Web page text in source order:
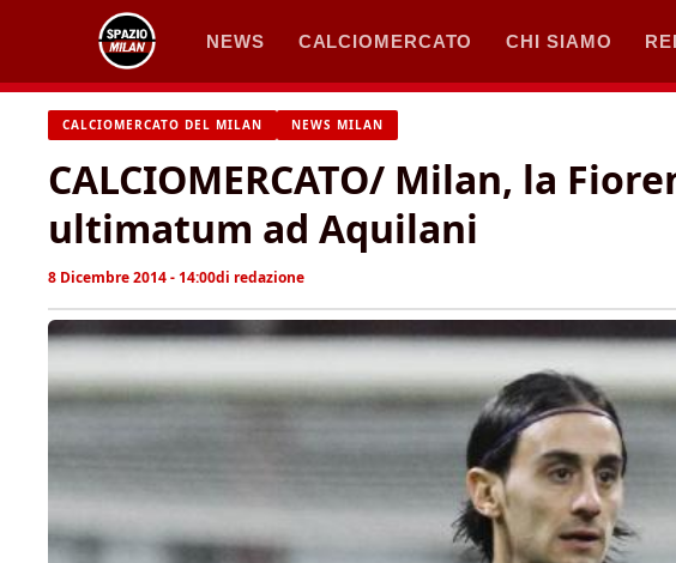
contenuto
NEWS CALCIOMERCATO CHI SIAMO
CALCIOMERCATO DEL MILAN NEWS MILAN
CALCIOMERCATO/ Milan, la
ultimatum ad Aquilani
8 Dicembre 2014 - 14:00di redazione